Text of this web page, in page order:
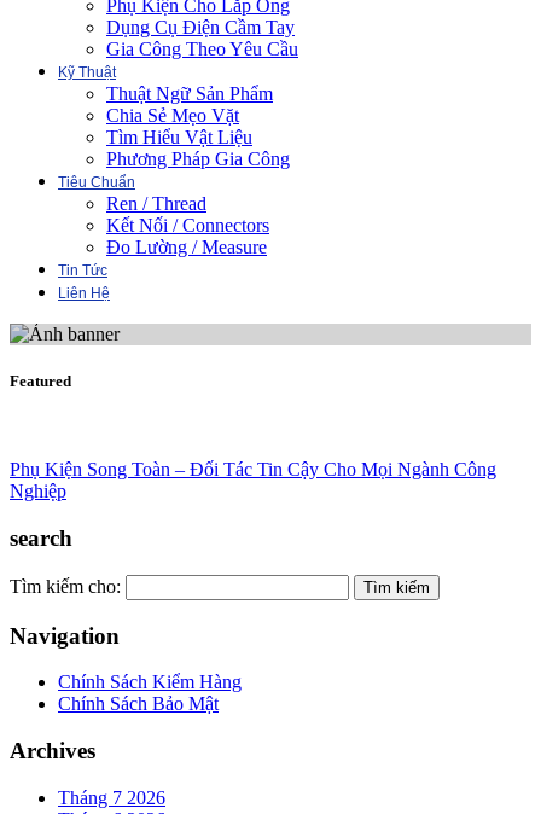
Phụ Kiện Cho Lắp Ống
Dụng Cụ Điện Cầm Tay
Gia Công Theo Yêu Cầu
Kỹ Thuật
Thuật Ngữ Sản Phẩm
Chia Sẻ Mẹo Vặt
Tìm Hiểu Vật Liệu
Phương Pháp Gia Công
Tiêu Chuẩn
Ren / Thread
Kết Nối / Connectors
Đo Lường / Measure
Tin Tức
Liên Hệ
Featured
Phụ Kiện Song Toàn – Đối Tác Tin Cậy Cho Mọi Ngành Công
Nghiệp
search
Tìm kiếm cho:
Navigation
Chính Sách Kiểm Hàng
Chính Sách Bảo Mật
Archives
Tháng 7 2026